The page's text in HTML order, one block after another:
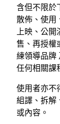
含但不限於
散佈、使用
上映、公
售、再授權
練領導品牌
任何相關課
使用者亦不
組譯、拆解
或內容。